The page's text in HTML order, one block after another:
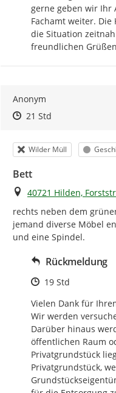
gerne geben wir Ihr
Fachamt weiter.
die Situation
freundlichen
Anonym
Zeitpunkt des Erstellens
Zeitpunkt des
21 StdZur Äußerung
Kategorie
Wilder Müll Status
Bett
Ort
40721 Hilden,
rechts neben dem
jemand diverse Möbel
und eine Spindel.
Rückmeldung
Zeitpunkt des
19 Std
Vielen Dank für
Wir werden
Darüber hinaus
öffentlichen Raum
Privatgrundstück
Privatgrundstück,